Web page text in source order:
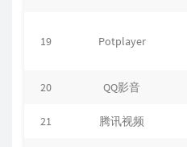
19 Potplayer
20 QQ影音
21 腾讯视频